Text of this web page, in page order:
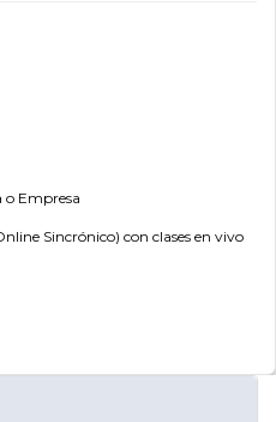
o Empresa
Sincrónico) con clases en vivo